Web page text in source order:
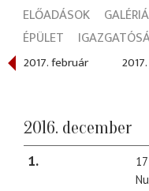
ELŐADÁSOK
ÉPÜLET
2017. február
2016. december
1